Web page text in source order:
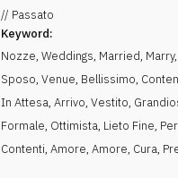
// Passato
Keyword:
Nozze,Weddings, Married, Marry,
Sposo,Venue, Bellissimo,
In Attesa,Arrivo,Vestito,
Formale, Ottimista, Lieto Fine,
Contenti,Amore,Amore, Cura,